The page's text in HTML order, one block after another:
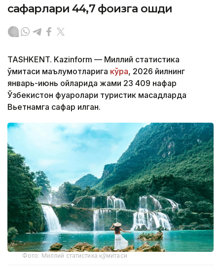
сафарлари 44,7 фоизга ошди
TASHKENT. Kazinform — Миллий статистика
қўмитаси маълумотларига кўра, 2026 йилнинг
январь-июнь ойларида жами 23 409 нафар
Ўзбекистон фуқаролари туристик мақсадларда
Вьетнамга сафар қилган.
Фото: Миллий статистика қўмитаси